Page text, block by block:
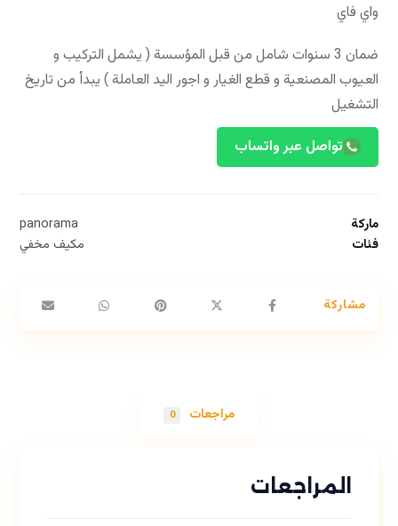
واي فاي
ضمان 3 سنوات شامل من قبل المؤسسة ( يشمل التركيب و
العيوب المصنعية و قطع الغيار و اجور اليد العاملة ) يبدأ من تاريخ
التشغيل
تواصل عبر واتساب
ماركة
panorama
فئات
مكيف مخفي
مراجعات 0
المراجعات